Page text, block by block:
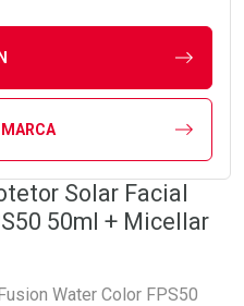
Solar Facial
50ml + Micellar
Water Color FPS50